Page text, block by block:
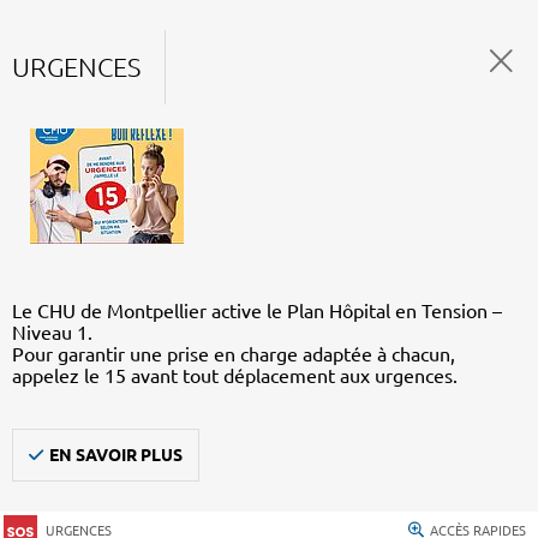
URGENCES
Le CHU de Montpellier active le Plan Hôpital en Tension –
Niveau 1.
Pour garantir une prise en charge adaptée à chacun,
appelez le 15 avant tout déplacement aux urgences.
EN SAVOIR PLUS
URGENCES ACCÈS RAPIDES